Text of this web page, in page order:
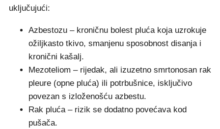
uključujući:
Azbestozu – kroničnu bolest pluća koja uzrokuje
ožiljkasto tkivo, smanjenu sposobnost disanja i
kronični kašalj.
Mezoteliom – rijedak, ali izuzetno smrtonosan rak
pleure (opne pluća) ili potrbušnice, isključivo
povezan s izloženošću azbestu.
Rak pluća – rizik se dodatno povećava kod
pušača.